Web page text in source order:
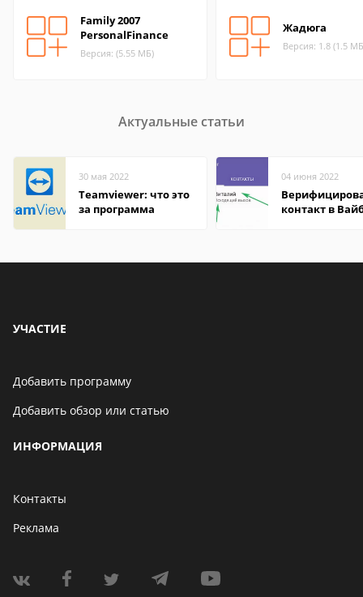
Family 2007
PersonalFinance
Версия: (5.55 МБ)
Жадюга
Версия: 1.8 (1.5
Актуальные статьи
30 мая 2022
Teamviewer: что это
за программа
04 июня 2022
контакт в
УЧАСТИЕ
Добавить программу
Добавить обзор или статью
ИНФОРМАЦИЯ
Контакты
Реклама